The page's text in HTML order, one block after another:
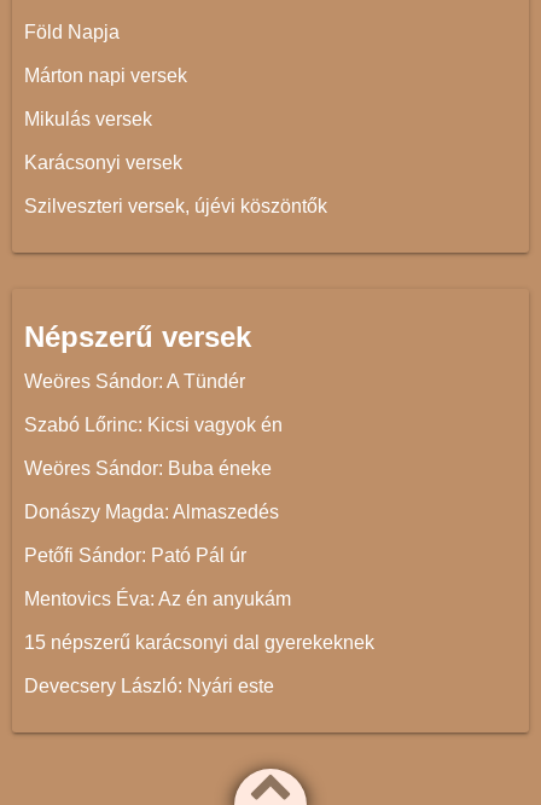
Föld Napja
Márton napi versek
Mikulás versek
Karácsonyi versek
Szilveszteri versek, újévi köszöntők
Népszerű versek
Weöres Sándor: A Tündér
Szabó Lőrinc: Kicsi vagyok én
Weöres Sándor: Buba éneke
Donászy Magda: Almaszedés
Petőfi Sándor: Pató Pál úr
Mentovics Éva: Az én anyukám
15 népszerű karácsonyi dal gyerekeknek
Devecsery László: Nyári este